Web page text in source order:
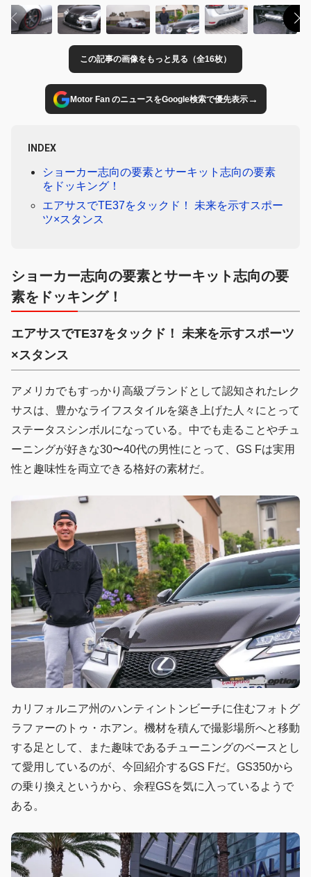
この記事の画像をもっと見る（全16枚）
Motor Fan のニュースをGoogle検索で優先表示→
INDEX
ショーカー志向の要素とサーキット志向の要素
をドッキング！
エアサスでTE37をタックド！ 未来を示すスポー
ツ×スタンス
ショーカー志向の要素とサーキット志向の要
素をドッキング！
エアサスでTE37をタックド！ 未来を示すスポーツ
×スタンス
アメリカでもすっかり高級ブランドとして認知されたレク
サスは、豊かなライフスタイルを築き上げた人々にとって
ステータスシンボルになっている。中でも走ることやチュ
ーニングが好きな30〜40代の男性にとって、GS Fは実用
性と趣味性を両立できる格好の素材だ。
カリフォルニア州のハンティントンビーチに住むフォトグ
ラファーのトゥ・ホアン。機材を積んで撮影場所へと移動
する足として、また趣味であるチューニングのベースとし
て愛用しているのが、今回紹介するGS Fだ。GS350から
の乗り換えというから、余程GSを気に入っているようで
ある。